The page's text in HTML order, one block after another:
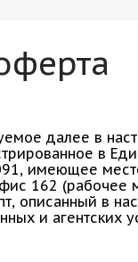
далее в
в
имеющее
162 (рабочее
описанный в
и агентских